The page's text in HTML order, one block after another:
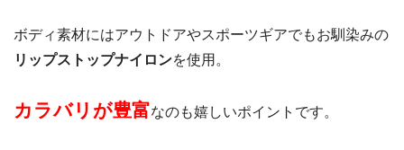
ボディ素材にはアウトドアやスポーツギアでもお馴染みの
リップストップナイロンを使用。
カラバリが豊富なのも嬉しいポイントです。